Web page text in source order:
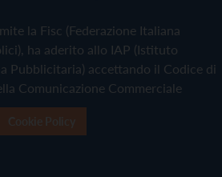
la Fisc (Federazione Italiana
ha aderito allo IAP (Istituto
Pubblicitaria) accettando il Codice di
Comunicazione Commerciale